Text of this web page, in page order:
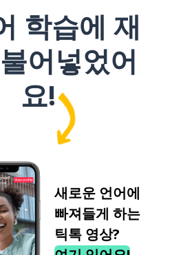
학습에 재
어넣었어
요!
새로운 언어에
빠져들게 하는
틱톡 영상?